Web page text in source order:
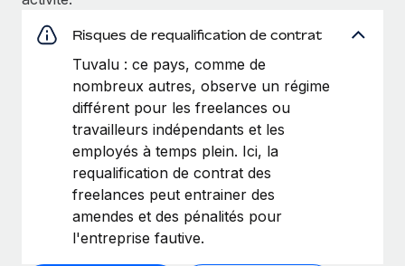
Risques de requalification de contrat
Tuvalu : ce pays, comme de
nombreux autres, observe un régime
différent pour les freelances ou
travailleurs indépendants et les
employés à temps plein. Ici, la
requalification de contrat des
freelances peut entrainer des
amendes et des pénalités pour
l'entreprise fautive.